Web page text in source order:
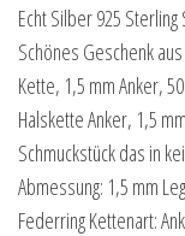
Echt Silber 925
Schönes Geschenk
Kette, 1,5 mm Anker,
Halskette Anker, 1,5
Schmuckstück das in
Abmessung: 1,5 mm
Federring Kettenart: